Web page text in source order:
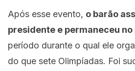
Após esse evento, o barão
presidente e permaneceu no
período durante o qual ele
do que sete Olimpíadas. Foi